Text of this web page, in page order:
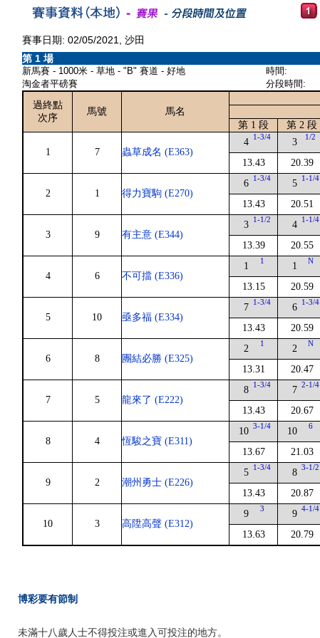
賽事日期: 02/05/2021, 沙田
第 1 場
新馬賽 - 1000米 - 草地 - "B" 賽道 - 好地
淘金者平磅賽
時間:
分段時間:
過終點
次序
馬號 馬名
第 1 段
第 2 段
1 7 蟲草成名 (E363)
4 1-3/4
13.43
3 1/2
20.39
2 1 得力寶駒 (E270)
6 1-3/4
13.43
5 1-1/4
20.51
3 9 有主意 (E344)
3 1-1/2
13.39
4 1-1/4
20.55
4 6 不可擋 (E336)
1 1
13.15
1 N
20.59
5 10 亟多福 (E334)
7 1-3/4
13.43
6 1-3/4
20.59
6 8 團結必勝 (E325)
2 1
13.31
2 N
20.47
7 5 龍來了 (E222)
8 1-3/4
13.43
7 2-1/4
20.67
8 4 恆駿之寶 (E311)
10 3-1/4
13.67
10 6
21.03
9 2 潮州勇士 (E226)
5 1-3/4
13.43
8 3-1/2
20.87
10 3 高陞高聲 (E312)
9 3
13.63
9 4-1/4
20.79
博彩要有節制
未滿十八歲人士不得投注或進入可投注的地方。